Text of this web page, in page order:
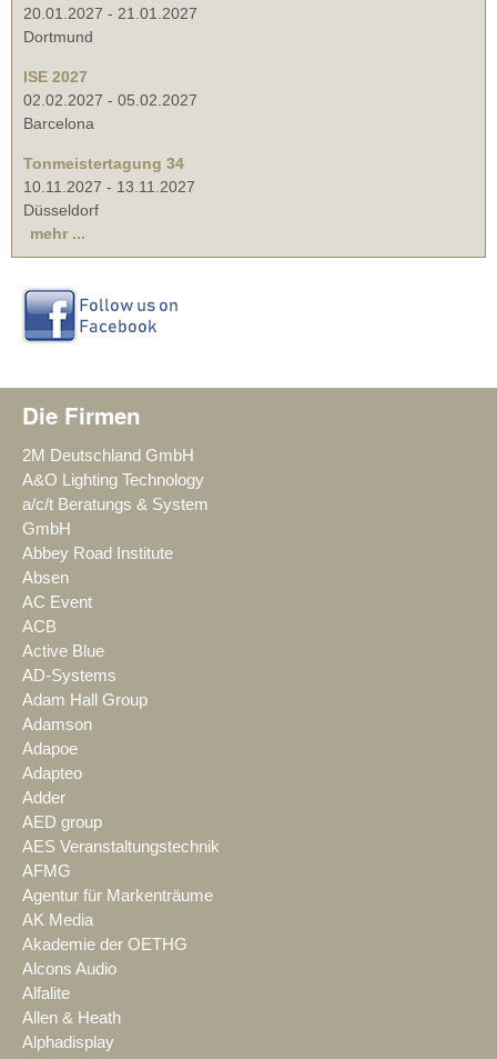
20.01.2027 - 21.01.2027
Dortmund
ISE 2027
02.02.2027 - 05.02.2027
Barcelona
Tonmeistertagung 34
10.11.2027 - 13.11.2027
Düsseldorf
mehr ...
Die Firmen
2M Deutschland GmbH
A&O Lighting Technology
a/c/t Beratungs & System
GmbH
Abbey Road Institute
Absen
AC Event
ACB
Active Blue
AD-Systems
Adam Hall Group
Adamson
Adapoe
Adapteo
Adder
AED group
AES Veranstaltungstechnik
AFMG
Agentur für Markenträume
AK Media
Akademie der OETHG
Alcons Audio
Alfalite
Allen & Heath
Alphadisplay